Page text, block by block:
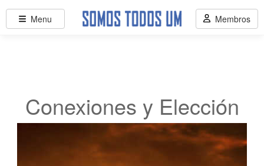
Conexiones y Elección
Menu Membros